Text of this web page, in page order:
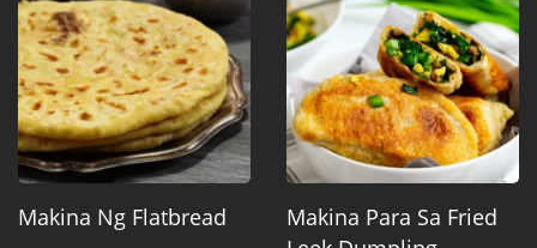
Makina Ng Flatbread
Makina Para Sa Fried